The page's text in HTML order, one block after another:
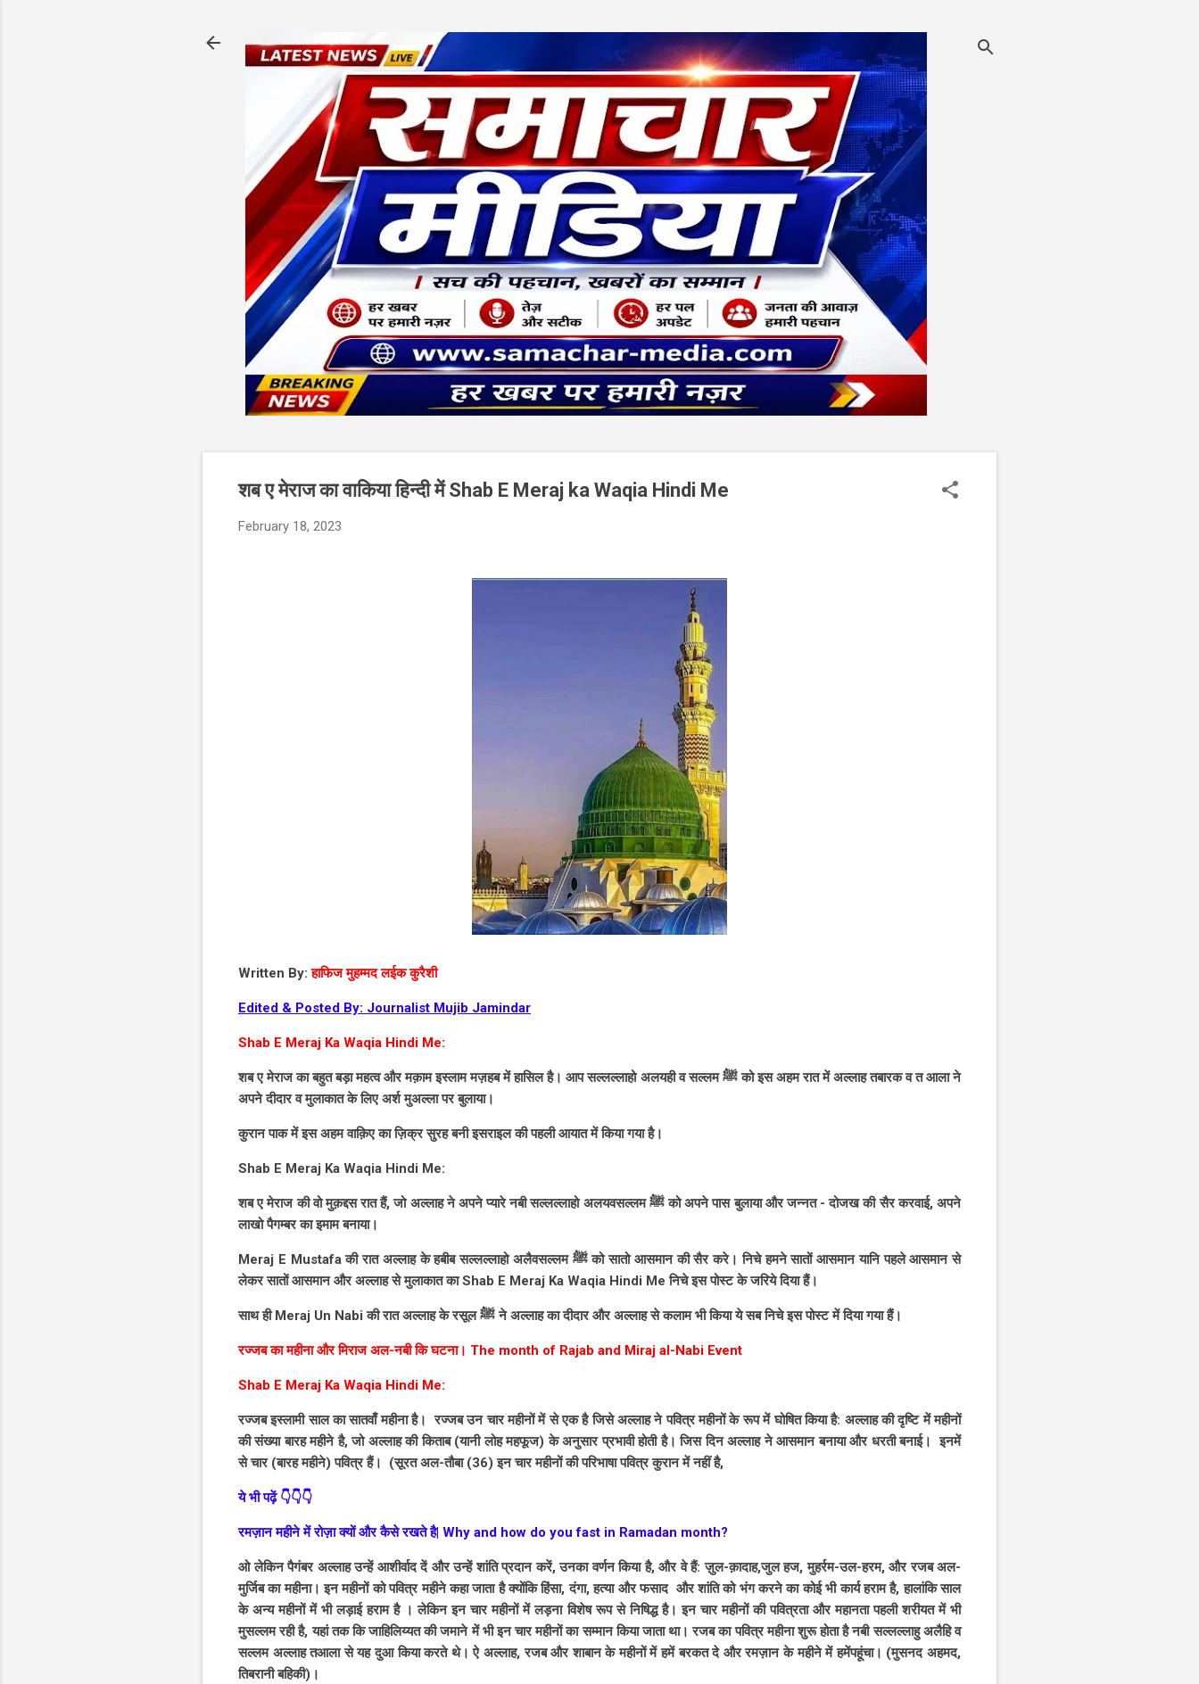
शब ए मेराज का वाकिया हिन्दी में Shab E Meraj ka Waqia Hindi Me
February 18, 2023
Written By:हाफिज मुहम्मद लईक कुरैशी
Edited & Posted By: Journalist Mujib Jamindar
Shab E Meraj Ka Waqia Hindi Me:
शब ए मेराज का बहुत बड़ा महत्व और मक़ाम इस्लाम मज़हब में हासिल है। आप सल्लल्लाहो अलयही व सल्लम ﷺ को इस अहम रात में अल्लाह तबारक व त आला ने
अपने दीदार व मुलाकात के लिए अर्श मुअल्ला पर बुलाया।
कुरान पाक में इस अहम वाक़िए का ज़िक्र सुरह बनी इसराइल की पहली आयात में किया गया है।
Shab E Meraj Ka Waqia Hindi Me:
शब ए मेराज की वो मुक़द्दस रात हैं, जो अल्लाह ने अपने प्यारे नबी सल्लल्लाहो अलयवसल्लम ﷺ को अपने पास बुलाया और जन्नत - दोजख की सैर करवाई, अपने
लाखो पैगम्बर का इमाम बनाया।
Meraj E Mustafa की रात अल्लाह के हबीब सल्लल्लाहो अलैवसल्लम ﷺ को सातो आसमान की सैर करे। निचे हमने सातों आसमान यानि पहले आसमान से
लेकर सातों आसमान और अल्लाह से मुलाकात का Shab E Meraj Ka Waqia Hindi Me निचे इस पोस्ट के जरिये दिया हैं।
साथ ही Meraj Un Nabi की रात अल्लाह के रसूल ﷺ ने अल्लाह का दीदार और अल्लाह से कलाम भी किया ये सब निचे इस पोस्ट में दिया गया हैं।
रज्जब का महीना और मिराज अल-नबी किघटना। The month of Rajab and Miraj al-Nabi Event
Shab E Meraj Ka Waqia Hindi Me:
रज्जब इस्लामी साल का सातवाँ महीना है। रज्जब उन चार महीनों में से एक है जिसे अल्लाह ने पवित्र महीनों के रूप में घोषित किया है: अल्लाह की दृष्टि में महीनों
की संख्या बारह महीने है, जो अल्लाह की किताब (यानी लोह महफूज) के अनुसार प्रभावी होती है। जिस दिन अल्लाह ने आसमान बनाया और धरती बनाई। इनमें
से चार (बारह महीने) पवित्र हैं। (सूरत अल-तौबा (36) इन चार महीनों की परिभाषा पवित्र कुरान में नहीं है,
ये भी पढ़ें 👇👇👇
रमज़ान महीने में रोज़ा क्यों और कैसे रखते है| Why and how do you fast in Ramadan month?
ओ लेकिन पैगंबर अल्लाह उन्हें आशीर्वाद दें और उन्हें शांति प्रदान करें, उनका वर्णन किया है, और वे हैं: ज़ुल-क़ादाह,जुल हज, मुहर्रम-उल-हरम, और रजब अल-
मुर्जिब का महीना। इन महीनों को पवित्र महीने कहा जाता है क्योंकि हिंसा, दंगा, हत्या और फसाद और शांति को भंग करने का कोई भी कार्य हराम है, हालांकि साल
के अन्य महीनों में भी लड़ाई हराम है । लेकिन इन चार महीनों में लड़ना विशेष रूप से निषिद्ध है। इन चार महीनों की पवित्रता और महानता पहली शरीयत में भी
मुसल्लम रही है, यहां तक ​​कि जाहिलिय्यत की जमाने में भी इन चार महीनों का सम्मान किया जाता था। रजब का पवित्र महीना शुरू होता है नबी सल्लल्लाहु अलैहि व
सल्लम अल्लाह तआला से यह दुआ किया करते थे। ऐ अल्लाह, रजब और शाबान के महीनों में हमें बरकत दे और रमज़ान के महीने में हमेंपहूंचा। (मुसनद अहमद,
तिबरानी बहिकी)।